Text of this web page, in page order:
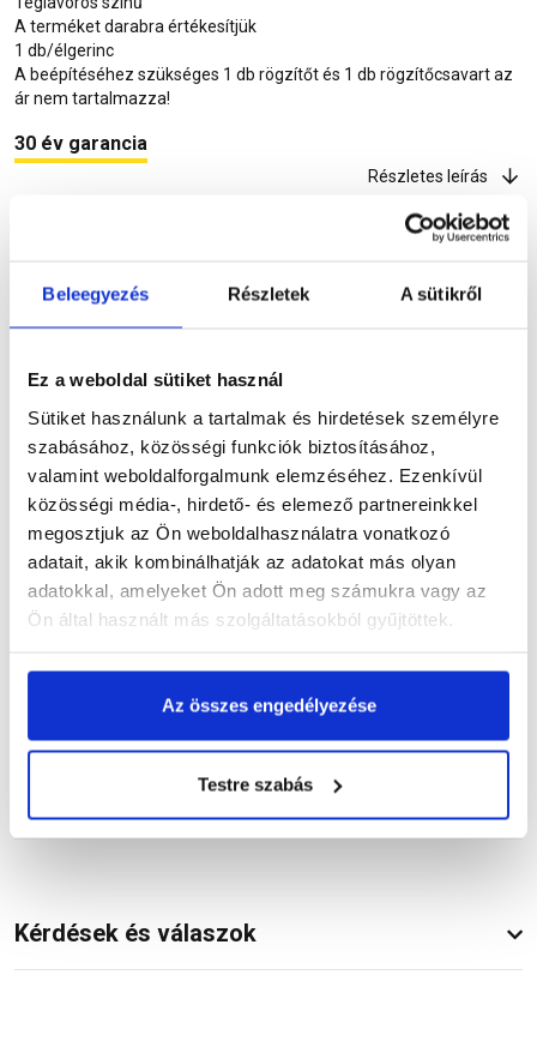
Beleegyezés Részletek A sütikről
Ez a weboldal sütiket használ
Sütiket használunk a tartalmak és hirdetések személyre
szabásához, közösségi funkciók biztosításához,
valamint weboldalforgalmunk elemzéséhez. Ezenkívül
közösségi média-, hirdető- és elemező partnereinkkel
megosztjuk az Ön weboldalhasználatra vonatkozó
adatait, akik kombinálhatják az adatokat más olyan
adatokkal, amelyeket Ön adott meg számukra vagy az
Ön által használt más szolgáltatásokból gyűjtöttek.
Az összes engedélyezése
Testre szabás
A terméket darabra értékesítjük
1 db/élgerinc
A beépítéséhez szükséges 1 db rögzítőt és 1 db rögzítőcsavart az
ár nem tartalmazza!
30 év garancia
Részletes leírás
Szükséged lehet rá
Részletes leírás
Termékinformáció
Dokumentumok(1)
Kérdések és válaszok